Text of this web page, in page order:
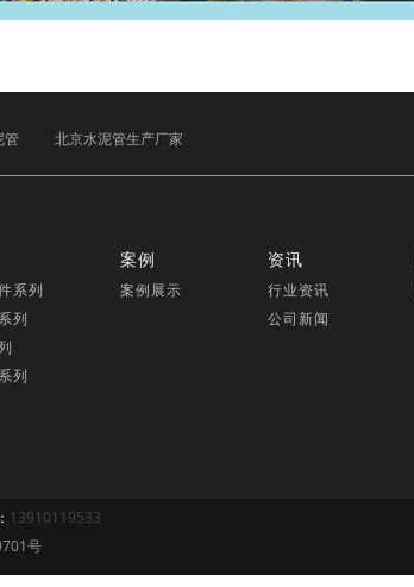
管 北京水泥管生产厂家
系列
列
列
案例
案例展示
资讯
行业资讯
公司新闻
13910119533
号